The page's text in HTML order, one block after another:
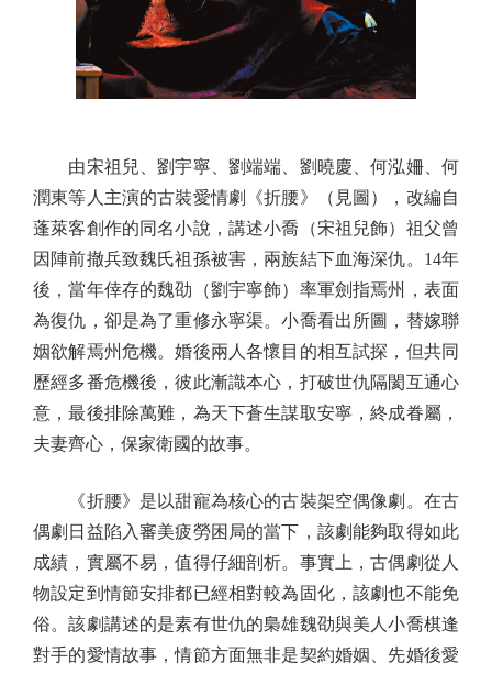
由宋祖兒、劉宇寧、劉端端、劉曉慶、何泓姍、何
潤東等人主演的古裝愛情劇《折腰》（見圖），改編自
蓬萊客創作的同名小說，講述小喬（宋祖兒飾）祖父曾
因陣前撤兵致魏氏祖孫被害，兩族結下血海深仇。14年
後，當年倖存的魏劭（劉宇寧飾）率軍劍指焉州，表面
為復仇，卻是為了重修永寧渠。小喬看出所圖，替嫁聯
姻欲解焉州危機。婚後兩人各懷目的相互試探，但共同
歷經多番危機後，彼此漸識本心，打破世仇隔閡互通心
意，最後排除萬難，為天下蒼生謀取安寧，終成眷屬，
夫妻齊心，保家衛國的故事。
《折腰》是以甜寵為核心的古裝架空偶像劇。在古
偶劇日益陷入審美疲勞困局的當下，該劇能夠取得如此
成績，實屬不易，值得仔細剖析。事實上，古偶劇從人
物設定到情節安排都已經相對較為固化，該劇也不能免
俗。該劇講述的是素有世仇的梟雄魏劭與美人小喬棋逢
對手的愛情故事，情節方面無非是契約婚姻、先婚後愛